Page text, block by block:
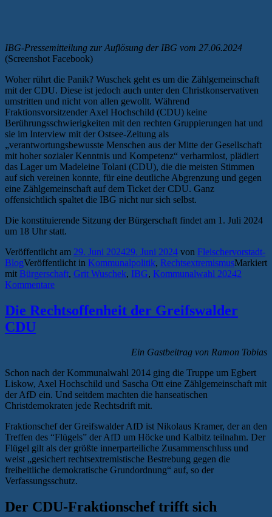
IBG-Pressemitteilung zur Auflösung der IBG vom 27.06.2024
(Screenshot Facebook)
Woher rührt die Panik? Wuschek geht es um die Zählgemeinschaft
mit der CDU. Diese ist jedoch auch unter den Christkonservativen
umstritten und nicht von allen gewollt. Während
Fraktionsvorsitzender Axel Hochschild (CDU) keine
Berührungsschwierigkeiten mit den rechten Gruppierungen hat und
sie im Interview mit der Ostsee-Zeitung als
„verantwortungsbewusste Menschen aus der Mitte der Gesellschaft
mit hoher sozialer Kenntnis und Kompetenz“ verharmlost, plädiert
das Lager um Madeleine Tolani (CDU), die die meisten Stimmen
auf sich vereinen konnte, für eine deutliche Abgrenzung und gegen
eine Zählgemeinschaft auf dem Ticket der CDU. Ganz
offensichtlich spaltet die IBG nicht nur sich selbst.
Die konstituierende Sitzung der Bürgerschaft findet am 1. Juli 2024
um 18 Uhr statt.
Veröffentlicht am 29. Juni 202429. Juni 2024 von Fleischervorstadt-
BlogVeröffentlicht in Kommunalpolitik, RechtsextremismusMarkiert
mit Bürgerschaft, Grit Wuschek, IBG, Kommunalwahl 20242
Kommentare
Die Rechtsoffenheit der Greifswalder
CDU
Ein Gastbeitrag von Ramon Tobias
Schon nach der Kommunalwahl 2014 ging die Truppe um Egbert
Liskow, Axel Hochschild und Sascha Ott eine Zählgemeinschaft mit
der AfD ein. Und seitdem machten die hanseatischen
Christdemokraten jede Rechtsdrift mit.
Fraktionschef der Greifswalder AfD ist Nikolaus Kramer, der an den
Treffen des “Flügels” der AfD um Höcke und Kalbitz teilnahm. Der
Flügel gilt als der größte innerparteiliche Zusammenschluss und
weist „gesichert rechtsextremistische Bestrebung gegen die
freiheitliche demokratische Grundordnung“ auf, so der
Verfassungsschutz.
Der CDU-Fraktionschef trifft sich